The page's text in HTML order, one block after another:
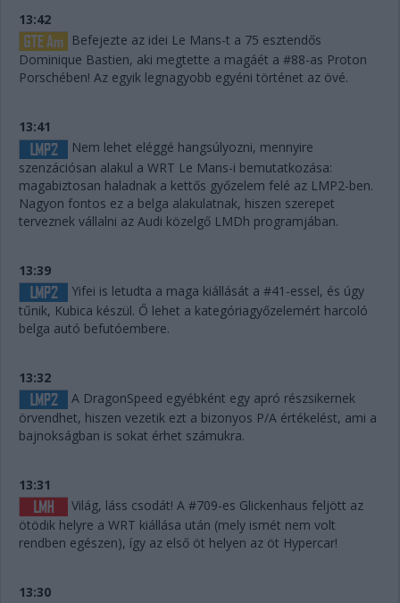
13:42
Befejezte az idei Le Mans-t a 75 esztendős
Dominique Bastien, aki megtette a magáét a #88-as Proton
Porschében! Az egyik legnagyobb egyéni történet az övé.
13:41
Nem lehet eléggé hangsúlyozni, mennyire
szenzációsan alakul a WRT Le Mans-i bemutatkozása:
magabiztosan haladnak a kettős győzelem felé az LMP2-ben.
Nagyon fontos ez a belga alakulatnak, hiszen szerepet
terveznek vállalni az Audi közelgő LMDh programjában.
13:39
Yifei is letudta a maga kiállását a #41-essel, és úgy
tűnik, Kubica készül. Ő lehet a kategóriagyőzelemért harcoló
belga autó befutóembere.
13:32
A DragonSpeed egyébként egy apró részsikernek
örvendhet, hiszen vezetik ezt a bizonyos P/A értékelést, ami a
bajnokságban is sokat érhet számukra.
13:31
Világ, láss csodát! A #709-es Glickenhaus feljött az
ötödik helyre a WRT kiállása után (mely ismét nem volt
rendben egészen), így az első öt helyen az öt Hypercar!
13:30